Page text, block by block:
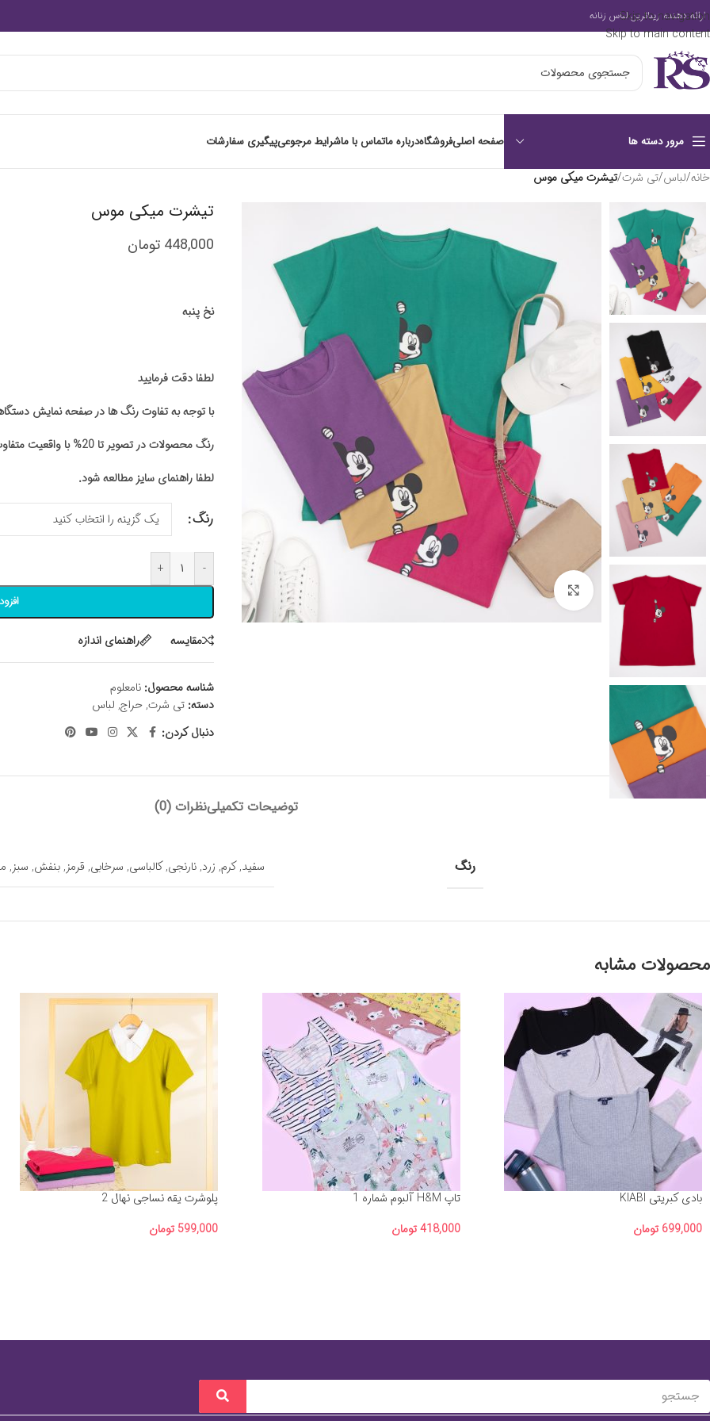
Skip to navigation
Skip to main content
ارائه دهنده زیباترین لباس زنانه
مرور دسته ها صفحه اصلیفروشگاهدرباره ماتماس با ماشرایط مرجوعیپیگیری سفارشات
خانه/لباس/تی شرت/تیشرت میکی موس
برای بزرگنمایی کلیک کنید
تیشرت میکی موس
448,000 تومان
نخ پنبه
لطفا دقت فرمایید
با توجه به تفاوت رنگ ها در صفحه نمایش
رنگ محصولات در تصویر تا 20% با واقعیت متفاوت باشد
لطفا راهنمای سایز مطالعه شود.
رنگ
-
+
مقايسه راهنمای اندازه
شناسه محصول: نامعلوم
دسته: تی شرت,حراج, لباس
دنبال کردن:
توضیحات تکمیلینظرات (0)
رنگ سفید,کرم, زرد,نارنجی,کالباسی, سرخابی, قرمز,بنفش, سبز,
محصولات مشابه
بادی کبریتی KIABI
699,000 تومان
تاپ H&M آلبوم شماره 1
418,000 تومان
پلوشرت یقه نساجی نهال 2
599,000 تومان